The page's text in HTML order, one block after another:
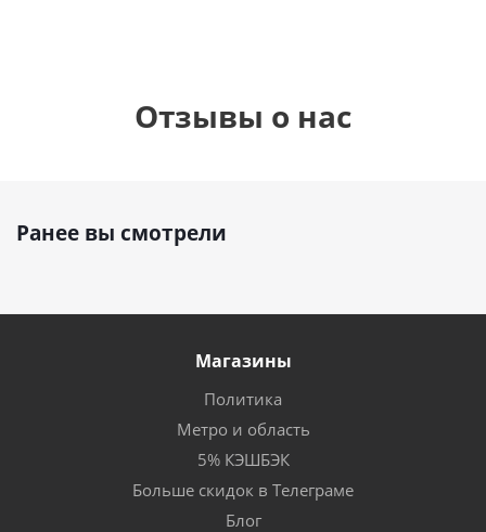
Отзывы о нас
Ранее вы смотрели
Магазины
Политика
Метро и область
5% КЭШБЭК
Больше скидок в Телеграме
Блог